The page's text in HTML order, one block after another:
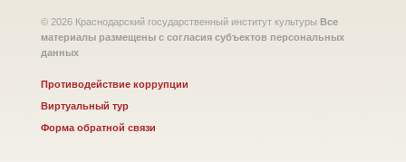
© 2026 Краснодарский государственный институт культуры Все
материалы размещены с согласия субъектов персональных
данных
Противодействие коррупции
Виртуальный тур
Форма обратной связи